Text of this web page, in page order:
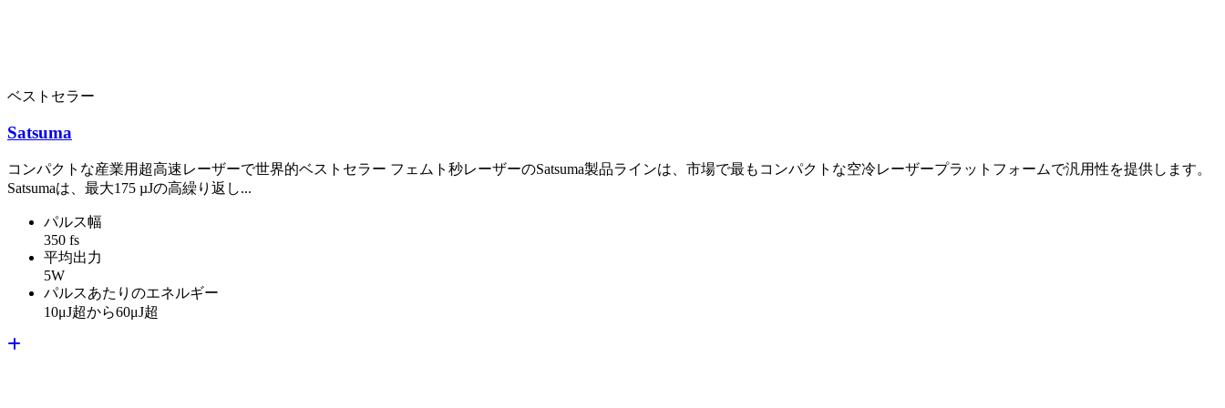
ベストセラー
Satsuma
コンパクトな産業用超高速レーザーで世界的ベストセラー フェムト秒レーザーのSatsuma製品ラインは、市場で最もコンパクトな空冷レーザープラットフォームで汎用性を提供します。
Satsumaは、最大175 µJの高繰り返し...
パルス幅
350 fs
平均出力
5W
パルスあたりのエネルギー
10μJ超から60μJ超